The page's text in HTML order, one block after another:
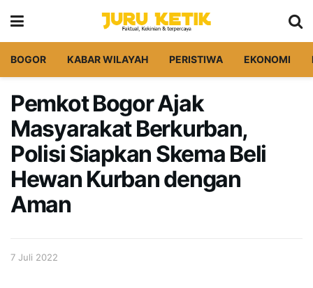
BOGOR KABAR WILAYAH PERISTIWA EKONOMI
Pemkot Bogor Ajak
Masyarakat Berkurban,
Polisi Siapkan Skema Beli
Hewan Kurban dengan
Aman
7 Juli 2022